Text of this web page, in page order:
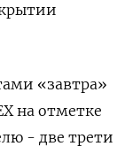
«завтра»
на отметке
- две трети